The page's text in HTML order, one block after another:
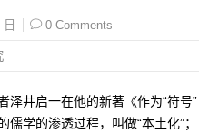
0 Comments
泽井启一在他的新著《作为“符号”
学的渗透过程，叫做“本土化”；